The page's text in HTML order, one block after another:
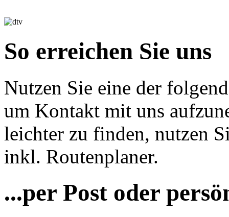
So erreichen Sie uns
Nutzen Sie eine der
um Kontakt mit uns
leichter zu finden, nutzen
inkl. Routenplaner.
...per Post oder